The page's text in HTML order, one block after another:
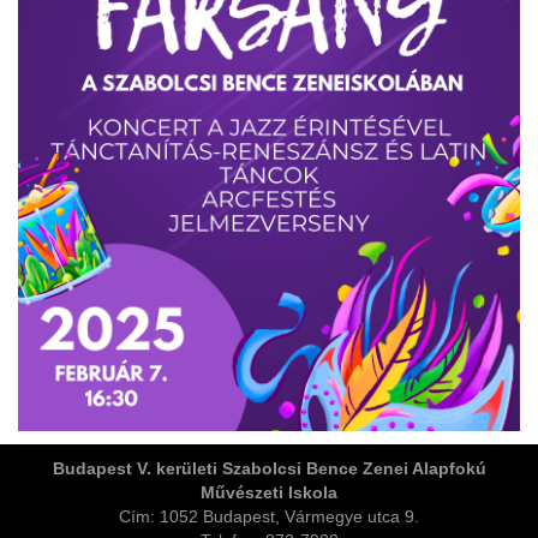
Területi Válogatója
Budapest V. kerületi Szabolcsi Bence Zenei Alapfokú
Művészeti Iskola
Cím: 1052 Budapest, Vármegye utca 9.